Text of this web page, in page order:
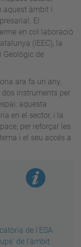
aquest àmbit i
El
en col·laboració
(IEEC), la
Geològic de
ara fa un any,
dos instruments per
aquesta
en el sector, i la
per reforçar les
i el seu accés a
de l'ESA
de l'àmbit